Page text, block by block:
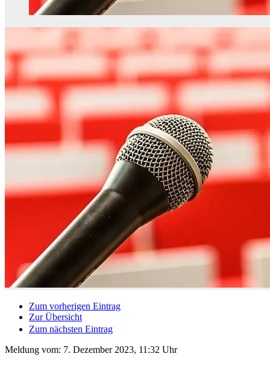
Zum vorherigen Eintrag
Zur Übersicht
Zum nächsten Eintrag
Meldung vom: 7. Dezember 2023, 11:32 Uhr